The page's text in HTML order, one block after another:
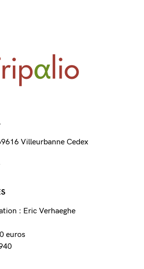
Villeurbanne Cedex
: Eric Verhaeghe
euros